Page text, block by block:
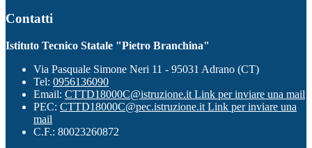
Contatti
Istituto Tecnico Statale "Pietro Branchina"
Via Pasquale Simone Neri 11 - 95031 Adrano (CT)
Tel: 0956136090
Email: CTTD18000C@istruzione.it Link per inviare una mail
PEC: CTTD18000C@pec.istruzione.it Link per inviare una
mail
C.F.: 80023260872